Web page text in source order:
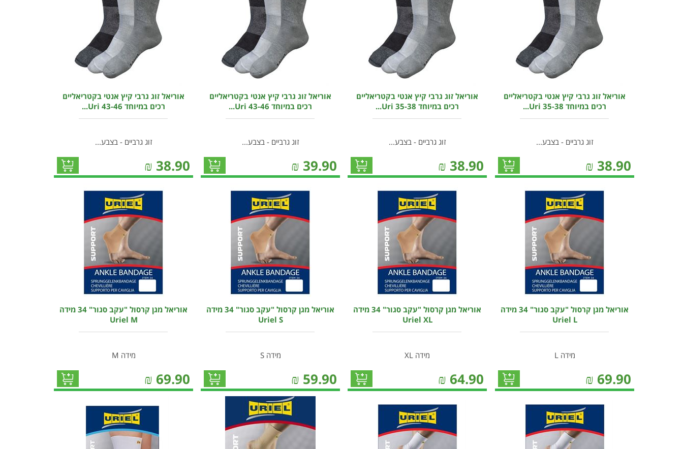
אוריאל זוג גרבי קיץ אנטי בקטריאליים
רכים במיוחד 35-38 Uri...
זוג גרביים - בצבע...
38.90
₪
אוריאל זוג גרבי קיץ אנטי בקטריאליים
רכים במיוחד 35-38 Uri...
זוג גרביים - בצבע...
38.90
₪
אוריאל זוג גרבי קיץ אנטי בקטריאליים
רכים במיוחד 43-46 Uri...
זוג גרביים - בצבע...
39.90
₪
אוריאל זוג גרבי קיץ אנטי בקטריאליים
רכים במיוחד 43-46 Uri...
זוג גרביים - בצבע...
38.90
₪
אוריאל מגן קרסול "עקב סגור" 34 מידה
Uriel L
מידה L
69.90
₪
אוריאל מגן קרסול "עקב סגור" 34 מידה
Uriel XL
מידה XL
64.90
₪
אוריאל מגן קרסול "עקב סגור" 34 מידה
Uriel S
מידה S
59.90
₪
אוריאל מגן קרסול "עקב סגור" 34 מידה
Uriel M
מידה M
69.90
₪